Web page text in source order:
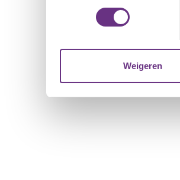
toestemming op elk
websiteverkeer te
media, adverteren en
Weigeren